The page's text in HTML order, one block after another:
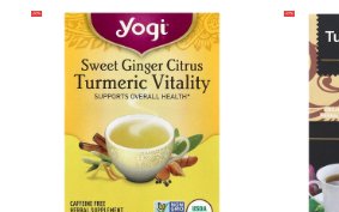
-12% -21%